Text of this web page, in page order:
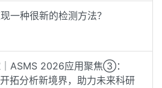
一种很新的检测方法？
ASMS 2026应用聚焦③：
拓分析新境界，助力未来科研